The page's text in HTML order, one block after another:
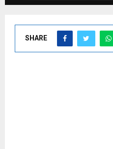
SHARE